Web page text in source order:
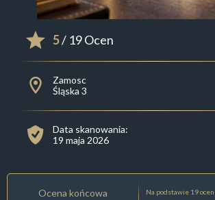
5/ 19 Ocen
Zamosc
Śląska 3
Data skanowania:
19 maja 2026
Ocena końcowa Na podstawie 19